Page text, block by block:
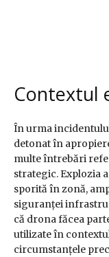
Contextul
În urma
detonat în
multe întrebări
strategic. Explozia
sporită în zonă,
siguranței
că drona făcea
utilizate în
circumstanțele